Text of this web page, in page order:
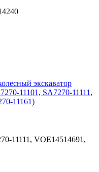
11111, VOE14514691,